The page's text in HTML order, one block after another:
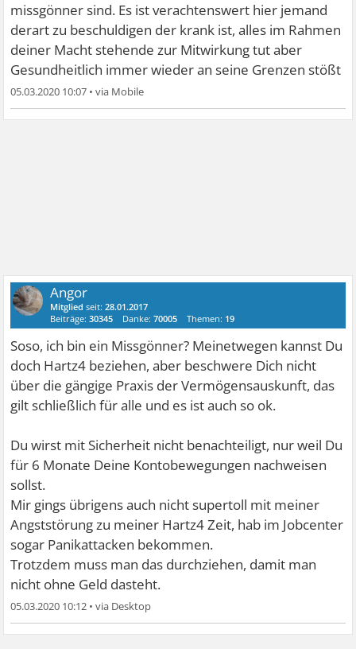
missgönner sind. Es ist verachtenswert hier jemand
derart zu beschuldigen der krank ist, alles im Rahmen
deiner Macht stehende zur Mitwirkung tut aber
Gesundheitlich immer wieder an seine Grenzen stößt
05.03.2020 10:07 •
Angor
Mitglied seit:28.01.2017
Beiträge:30345 Danke:70005 Themen: 19
Soso, ich bin ein Missgönner? Meinetwegen kannst Du
doch Hartz4 beziehen, aber beschwere Dich nicht
über die gängige Praxis der Vermögensauskunft, das
gilt schließlich für alle und es ist auch so ok.
Du wirst mit Sicherheit nicht benachteiligt, nur weil Du
für 6 Monate Deine Kontobewegungen nachweisen
sollst.
Mir gings übrigens auch nicht supertoll mit meiner
Angststörung zu meiner Hartz4 Zeit, hab im Jobcenter
sogar Panikattacken bekommen.
Trotzdem muss man das durchziehen, damit man
nicht ohne Geld dasteht.
05.03.2020 10:12 •